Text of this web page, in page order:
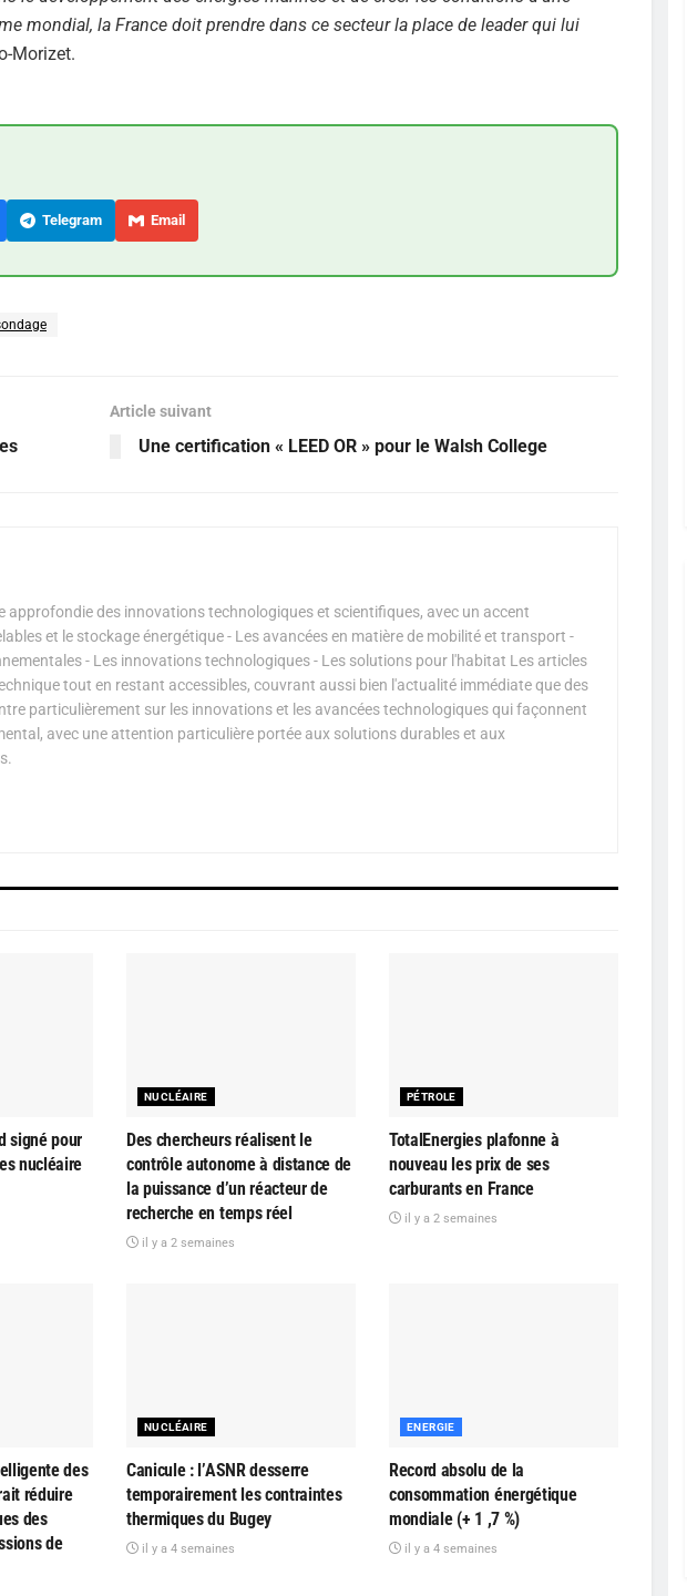
mondial, la France doit prendre dans ce secteur la place de leader qui lui
Morizet.
Telegram Email
Article suivant
Une certification « LEED OR » pour le Walsh College
approfondie des innovations technologiques et scientifiques, avec un accent
et le stockage énergétique - Les avancées en matière de mobilité et transport -
- Les innovations technologiques - Les solutions pour l'habitat Les articles
tout en restant accessibles, couvrant aussi bien l'actualité immédiate que des
particulièrement sur les innovations et les avancées technologiques qui façonnent
avec une attention particulière portée aux solutions durables et aux
signé pour
nucléaire
NUCLÉAIRE
Des chercheurs réalisent le
contrôle autonome à distance de
la puissance d’un réacteur de
recherche en temps réel
il y a 2 semaines
PÉTROLE
TotalEnergies plafonne à
nouveau les prix de ses
carburants en France
il y a 2 semaines
des
réduire
des
de
NUCLÉAIRE
Canicule : l’ASNR desserre
temporairement les contraintes
thermiques du Bugey
il y a 4 semaines
ENERGIE
Record absolu de la
consommation énergétique
mondiale (+ 1 ,7 %)
il y a 4 semaines